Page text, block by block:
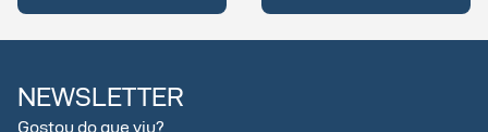
NEWSLETTER
Gostou do que viu?